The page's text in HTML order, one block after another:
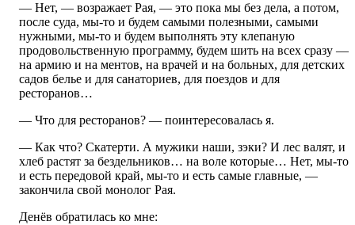
— Нет, — возражает Рая, — это пока мы без дела, а потом,
после суда, мы-то и будем самыми полезными, самыми
нужными, мы-то и будем выполнять эту клепаную
продовольственную программу, будем шить на всех сразу —
на армию и на ментов, на врачей и на больных, для детских
садов белье и для санаториев, для поездов и для
ресторанов…
— Что для ресторанов? — поинтересовалась я.
— Как что? Скатерти. А мужики наши, зэки? И лес валят, и
хлеб растят за бездельников… на воле которые… Нет, мы-то
и есть передовой край, мы-то и есть самые главные, —
закончила свой монолог Рая.
Денёв обратилась ко мне: